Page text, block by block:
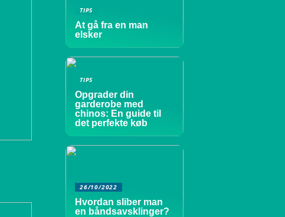
TIPS
At gå fra en man
elsker
TIPS
Opgrader din
garderobe med
chinos: En guide til
det perfekte køb
26/10/2022
Hvordan sliber man
en båndsavsklinger?